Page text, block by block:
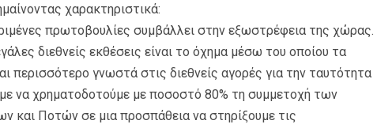
χαρακτηριστικά:
πρωτοβουλίες συμβάλλει στην εξωστρέφεια της χώρας.
διεθνείς εκθέσεις είναι το όχημα μέσω του οποίου τα
περισσότερο γνωστά στις διεθνείς αγορές για την ταυτότητα
να χρηματοδοτούμε με ποσοστό 80% τη συμμετοχή των
και Ποτών σε μια προσπάθεια να στηρίξουμε τις